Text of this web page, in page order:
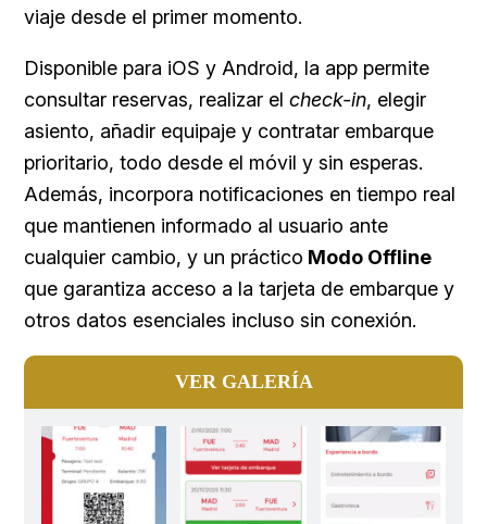
viaje desde el primer momento.
Disponible para iOS y Android, la app permite
consultar reservas, realizar el check-in, elegir
asiento, añadir equipaje y contratar embarque
prioritario, todo desde el móvil y sin esperas.
Además, incorpora notificaciones en tiempo real
que mantienen informado al usuario ante
cualquier cambio, y un práctico Modo Offline
que garantiza acceso a la tarjeta de embarque y
otros datos esenciales incluso sin conexión.
VER GALERÍA